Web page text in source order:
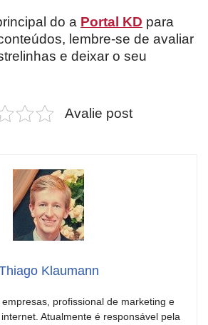
do a Portal KD para
lembre-se de avaliar
e deixar o seu
Avalie post
Klaumann
profissional de marketing e
Atualmente é responsável pela